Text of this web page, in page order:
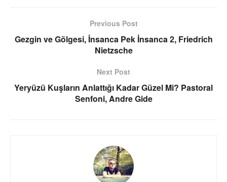
Previous Post
Gezgin ve Gölgesi, İnsanca Pek İnsanca 2, Friedrich
Nietzsche
Next Post
Yeryüzü Kuşların Anlattığı Kadar Güzel Mi? Pastoral
Senfoni, Andre Gide